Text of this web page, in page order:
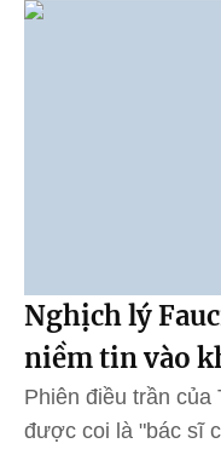
Nghịch lý
niềm tin vào
Phiên điều trần
được coi là "bác sĩ